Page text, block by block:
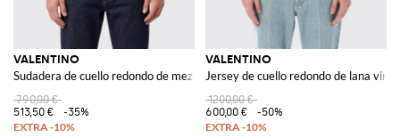
VALENTINO
Sudadera de cuello redondo de mezcla de algodón VLogo
790,00 €
513,50 €
-35%
VALENTINO
Jersey de cuello redondo de lana
1200,00 €
600,00 €
-50%